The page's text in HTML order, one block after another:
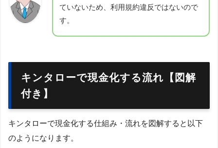
ていないため、利用規約違反ではないので
す。
キンタローで現金化する流れ【図解
付き】
キンタローで現金化する仕組み・流れを図解すると以下
のようになります。